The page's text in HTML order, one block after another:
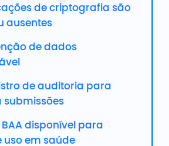
de criptografia são
ausentes
de dados
de auditoria para
submissões
disponível para
uso em saúde